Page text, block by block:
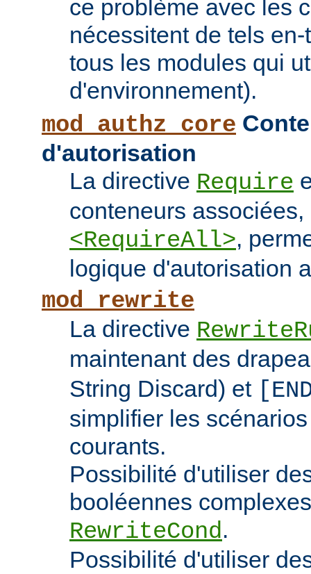
ce problème avec les
nécessitent de tels
tous les modules qui
d'environnement).
mod_authz_core
d'autorisation
La directive Require
conteneurs associées,
<RequireAll>,
logique d'autorisation
mod_rewrite
La directive
maintenant des
String Discard) et
simplifier les
courants.
Possibilité d'utiliser
booléennes
RewriteCond.
Possibilité d'utiliser